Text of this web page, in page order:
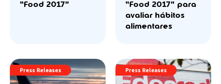
“Food 2017”
“Food 2017” para
avaliar hábitos
alimentares
Press Releases Press Releases